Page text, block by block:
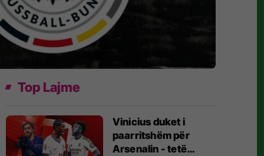
Top Lajme
Vinicius duket i
paarritshëm për
Arsenalin - tetë